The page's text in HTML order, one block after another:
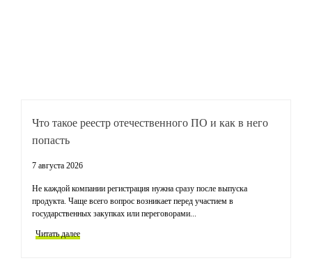
Что такое реестр отечественного ПО и как в него
попасть
7 августа 2026
Не каждой компании регистрация нужна сразу после выпуска
продукта. Чаще всего вопрос возникает перед участием в
государственных закупках или переговорами...
Читать далее